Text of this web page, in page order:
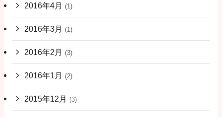
2016年4月 (1)
2016年3月 (1)
2016年2月 (3)
2016年1月 (2)
2015年12月 (3)